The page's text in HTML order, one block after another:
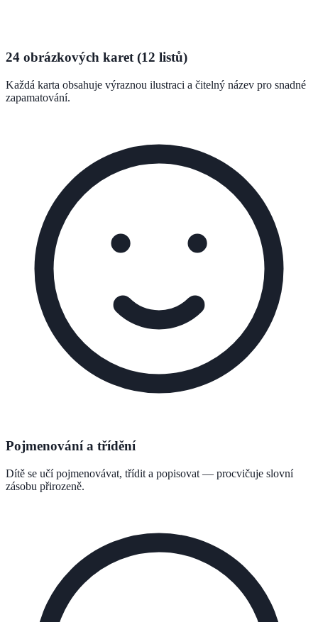
24 obrázkových karet (12 listů)
Každá karta obsahuje výraznou ilustraci a čitelný název pro snadné
zapamatování.
Pojmenování a třídění
Dítě se učí pojmenovávat, třídit a popisovat — procvičuje slovní
zásobu přirozeně.